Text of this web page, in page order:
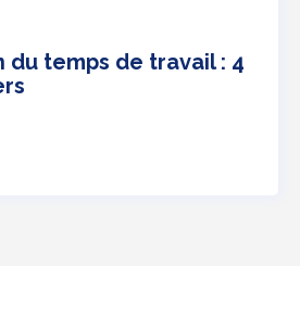
du temps de travail : 4